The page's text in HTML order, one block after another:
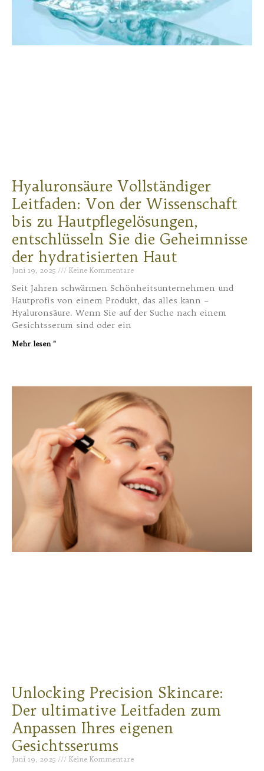
Hyaluronsäure Vollständiger
Leitfaden: Von der Wissenschaft
bis zu Hautpflegelösungen,
entschlüsseln Sie die Geheimnisse
der hydratisierten Haut
Juni 19, 2025 Keine Kommentare
Seit Jahren schwärmen Schönheitsunternehmen und
Hautprofis von einem Produkt, das alles kann –
Hyaluronsäure. Wenn Sie auf der Suche nach einem
Gesichtsserum sind oder ein
Mehr lesen "
Unlocking Precision Skincare:
Der ultimative Leitfaden zum
Anpassen Ihres eigenen
Gesichtsserums
Juni 19, 2025 Keine Kommentare